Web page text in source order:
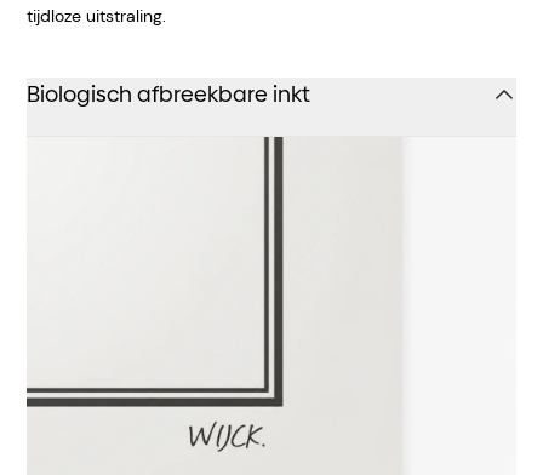
tijdloze uitstraling.
Biologisch afbreekbare inkt